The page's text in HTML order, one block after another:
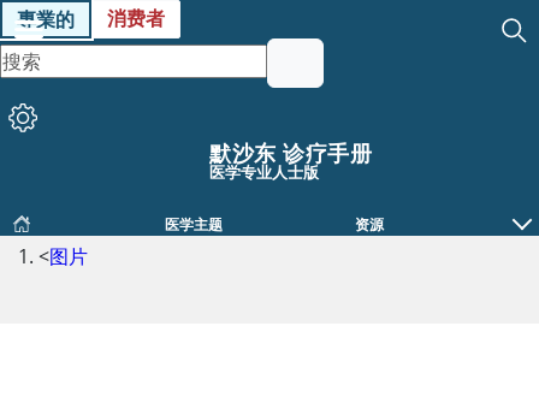
專業的 消费者
默沙东 诊疗手册
医学专业人士版
医学主题 资源
<图片